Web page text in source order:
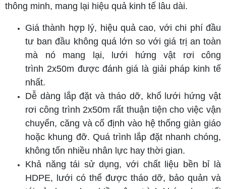
thông minh, mang lại hiệu quả kinh tế lâu dài.
Giá thành hợp lý, hiệu quả cao, với chi phí đầu
tư ban đầu không quá lớn so với giá trị an toàn
mà nó mang lại, lưới hứng vật rơi công
trình 2x50m được đánh giá là giải pháp kinh tế
nhất.
Dễ dàng lắp đặt và tháo dỡ, khổ lưới hứng vật
rơi công trình 2x50m rất thuận tiện cho việc vận
chuyển, căng và cố định vào hệ thống giàn giáo
hoặc khung đỡ. Quá trình lắp đặt nhanh chóng,
không tốn nhiều nhân lực hay thời gian.
Khả năng tái sử dụng, với chất liệu bền bỉ là
HDPE, lưới có thể được tháo dỡ, bảo quản và